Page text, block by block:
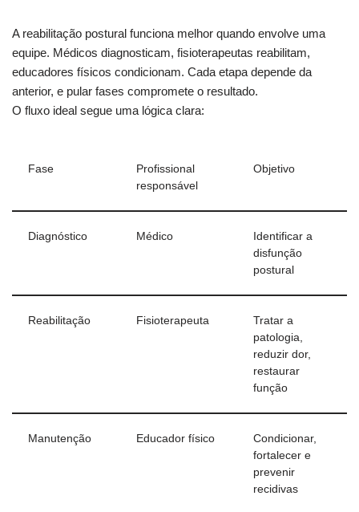
A reabilitação postural funciona melhor quando envolve uma
equipe. Médicos diagnosticam, fisioterapeutas reabilitam,
educadores físicos condicionam. Cada etapa depende da
anterior, e pular fases compromete o resultado.
O fluxo ideal segue uma lógica clara:
Fase
Profissional
responsável
Objetivo
Diagnóstico Médico
Identificar a
disfunção
postural
Reabilitação Fisioterapeuta
Tratar a
patologia,
reduzir dor,
restaurar
função
Manutenção Educador físico
Condicionar,
fortalecer e
prevenir
recidivas